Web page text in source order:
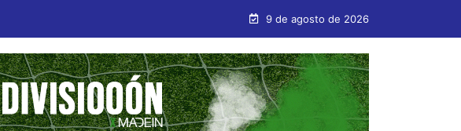
9 de agosto de 2026